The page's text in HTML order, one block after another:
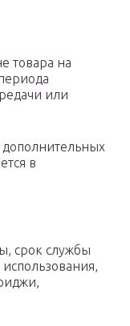
товара на
или
в
срок службы